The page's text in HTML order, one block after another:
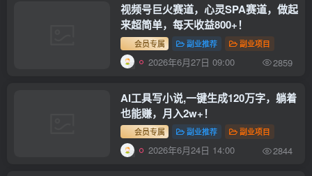
视频号巨火赛道，心灵SPA赛道，做起
来超简单，每天收益800+！
会员专属 副业推荐 副业项目
2026年6月27日 09:00 2859
AI工具写小说,一键生成120万字，躺着
也能赚，月入2w+！
会员专属 副业推荐 副业项目
2026年6月24日 14:00 2844